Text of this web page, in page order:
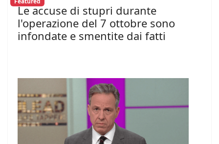
Le accuse di stupri durante
l'operazione del 7 ottobre sono
infondate e smentite dai fatti